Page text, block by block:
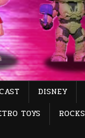
DISNEY
TOYS ROCKS